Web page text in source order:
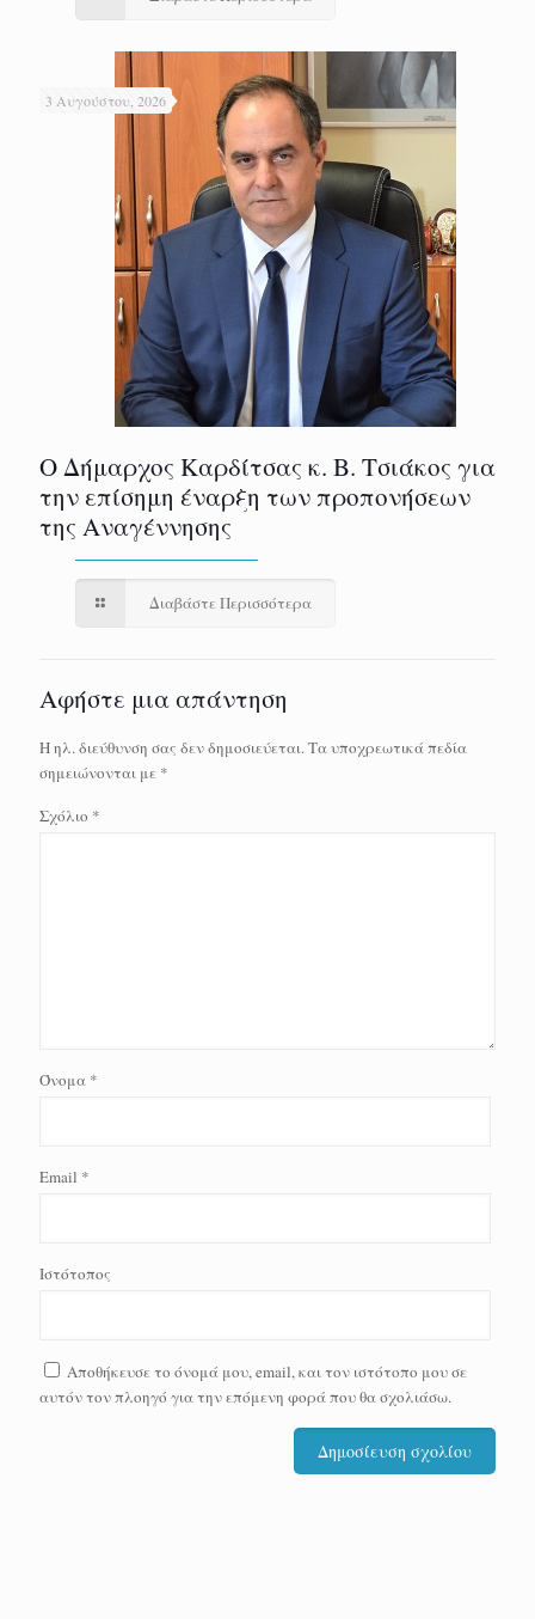
3 Αυγούστου, 2026
Ο Δήμαρχος Καρδίτσας κ. Β. Τσιάκος για
την επίσημη έναρξη των προπονήσεων
της Αναγέννησης
Διαβάστε Περισσότερα
Αφήστε μια απάντηση
Η ηλ. διεύθυνση σας δεν δημοσιεύεται.Τα υποχρεωτικά πεδία
σημειώνονται με *
Σχόλιο *
Όνομα *
Email *
Ιστότοπος
Αποθήκευσε το όνομά μου, email, και τον ιστότοπο μου σε
αυτόν τον πλοηγό για την επόμενη φορά που θα σχολιάσω.